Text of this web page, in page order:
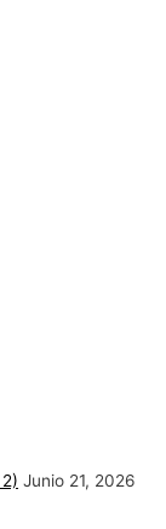
Junio 21, 2026